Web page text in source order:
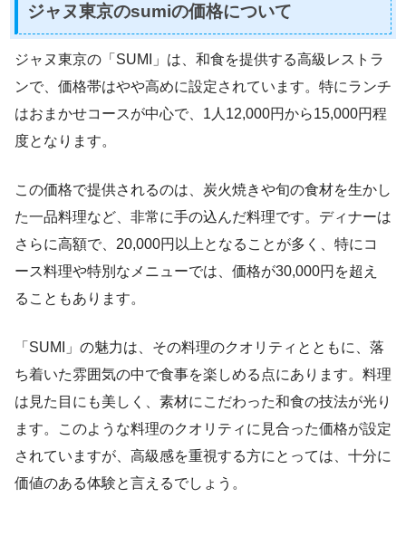
ジャヌ東京のsumiの価格について
ジャヌ東京の「SUMI」は、和食を提供する高級レストラ
ンで、価格帯はやや高めに設定されています。特にランチ
はおまかせコースが中心で、1人12,000円から15,000円程
度となります。
この価格で提供されるのは、炭火焼きや旬の食材を生かし
た一品料理など、非常に手の込んだ料理です。ディナーは
さらに高額で、20,000円以上となることが多く、特にコ
ース料理や特別なメニューでは、価格が30,000円を超え
ることもあります。
「SUMI」の魅力は、その料理のクオリティとともに、落
ち着いた雰囲気の中で食事を楽しめる点にあります。料理
は見た目にも美しく、素材にこだわった和食の技法が光り
ます。このような料理のクオリティに見合った価格が設定
されていますが、高級感を重視する方にとっては、十分に
価値のある体験と言えるでしょう。